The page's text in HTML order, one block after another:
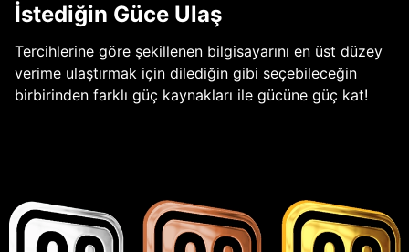
İstediğin Güce Ulaş
Tercihlerine göre şekillenen bilgisayarını en üst düzey
verime ulaştırmak için dilediğin gibi seçebileceğin
birbirinden farklı güç kaynakları ile gücüne güç kat!